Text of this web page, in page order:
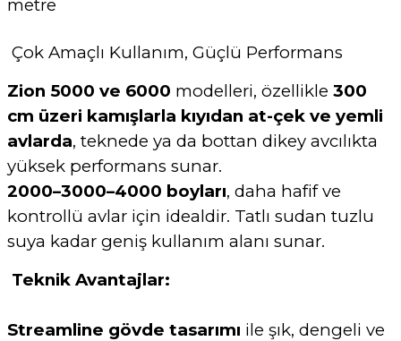
metre
Çok Amaçlı Kullanım, Güçlü Performans
Zion 5000 ve 6000 modelleri, özellikle 300
cm üzeri kamışlarla kıyıdan at-çek ve yemli
avlarda, teknede ya da bottan dikey avcılıkta
yüksek performans sunar.
2000–3000–4000 boyları, daha hafif ve
kontrollü avlar için idealdir. Tatlı sudan tuzlu
suya kadar geniş kullanım alanı sunar.
Teknik Avantajlar:
Streamline gövde tasarımı ile şık, dengeli ve